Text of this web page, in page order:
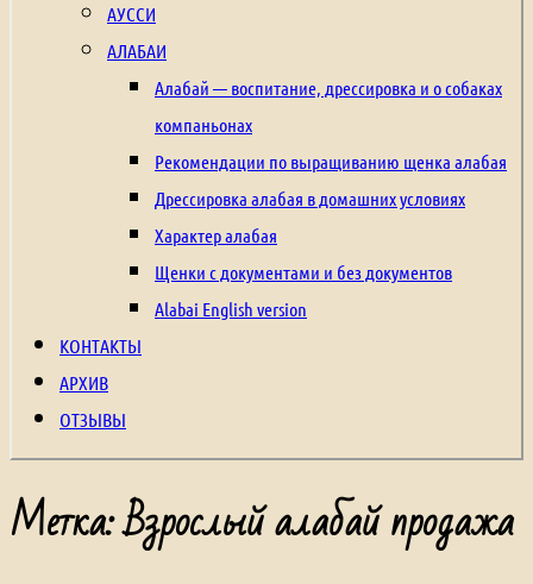
родословной,
туркменский
волкодав,
алабай,
среднеазиатская
овчарка,
АУССИ
АЛАБАИ
Алабай — воспитание, дрессировка и о собаках
компаньонах
Рекомендации по выращиванию щенка алабая
Дрессировка алабая в домашних условиях
Характер алабая
Щенки с документами и без документов
Alabai English version
КОНТАКТЫ
АРХИВ
ОТЗЫВЫ
Метка:Взрослый алабай продажа